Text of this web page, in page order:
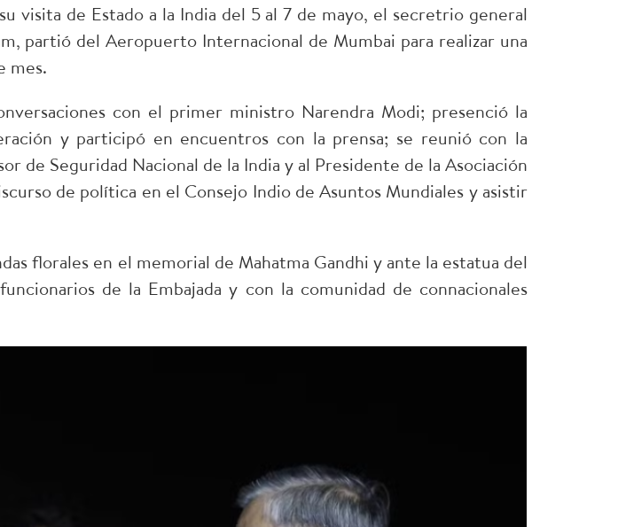
visita de Estado a la India del 5 al 7 de mayo, el secretrio general
partió del Aeropuerto Internacional de Mumbai para realizar una
mes.
con el primer ministro Narendra Modi; presenció la
y participó en encuentros con la prensa; se reunió con la
de Seguridad Nacional de la India y al Presidente de la Asociación
de política en el Consejo Indio de Asuntos Mundiales y asistir
florales en el memorial de Mahatma Gandhi y ante la estatua del
de la Embajada y con la comunidad de connacionales